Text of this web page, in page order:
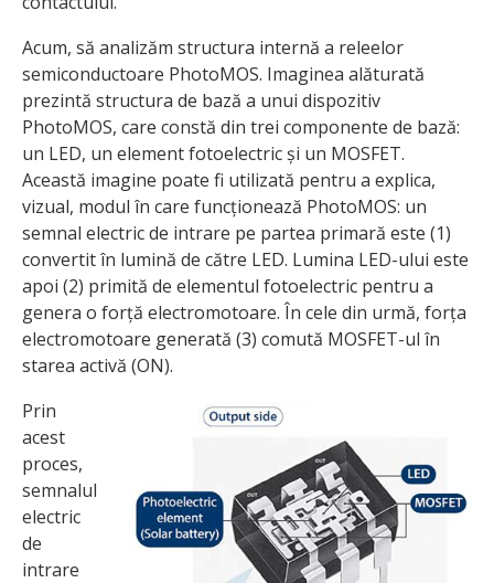
Acum, să analizăm structura internă a releelor
semiconductoare PhotoMOS. Imaginea alăturată
prezintă structura de bază a unui dispozitiv
PhotoMOS, care constă din trei componente de bază:
un LED, un element fotoelectric și un MOSFET.
Această imagine poate fi utilizată pentru a explica,
vizual, modul în care funcționează PhotoMOS: un
semnal electric de intrare pe partea primară este (1)
convertit în lumină de către LED. Lumina LED-ului este
apoi (2) primită de elementul fotoelectric pentru a
genera o forță electromotoare. În cele din urmă, forța
electromotoare generată (3) comută MOSFET-ul în
starea activă (ON).
Prin
acest
proces,
semnalul
electric
de
intrare